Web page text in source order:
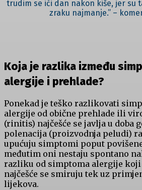
trudim se ići dan nakon kiše, jer su
zraku najmanje.” –
Koja je razlika između
alergije i prehlade?
Ponekad je teško razlikovati
alergije od obične prehlade ili
(rinitis) najčešće se javlja u doba
polenacija (proizvodnja peludi)
upućuju simptomi poput
međutim oni nestaju spontano
razliku od simptoma alergije koji
najčešće se smiruju tek uz
lijekova.